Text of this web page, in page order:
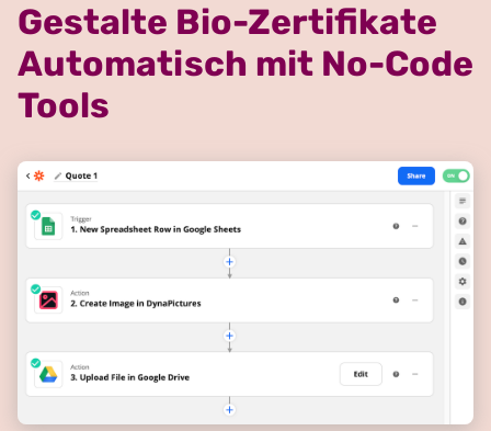
Gestalte Bio-Zertifikate
Automatisch mit No-Code
Tools